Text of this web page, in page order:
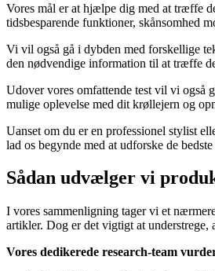
Vores mål er at hjælpe dig med at træffe
tidsbesparende funktioner, skånsomhed
Vi vil også gå i dybden med forskellige
den nødvendige information til at træffe
Udover vores omfattende test vil vi også
mulige oplevelse med dit krøllejern og
Uanset om du er en professionel stylist
lad os begynde med at udforske de
Sådan udvælger vi
I vores sammenligning tager vi et
artikler. Dog er det vigtigt at understrege,
Vores dedikerede research-team